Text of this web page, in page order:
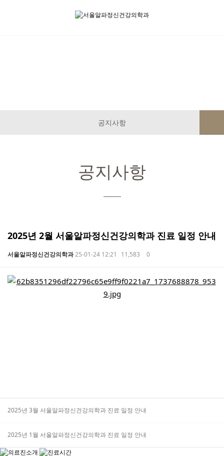
공지사항
공지사항
2025년 2월 서울알파정신건강의학과 진료 일정 안내
서울알파정신건강의학과25-01-24 12:21 11,583 0
본문
2025년 3월 서울알파정신건강의학과 진료 일정 안내
2025년 1월 서울알파정신건강의학과 진료 일정 안내